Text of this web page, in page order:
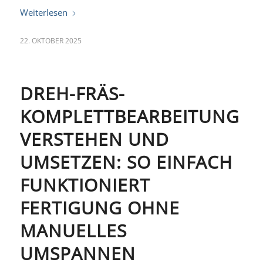
Weiterlesen
22. OKTOBER 2025
DREH-FRÄS-
KOMPLETTBEARBEITUNG
VERSTEHEN UND
UMSETZEN: SO EINFACH
FUNKTIONIERT
FERTIGUNG OHNE
MANUELLES
UMSPANNEN